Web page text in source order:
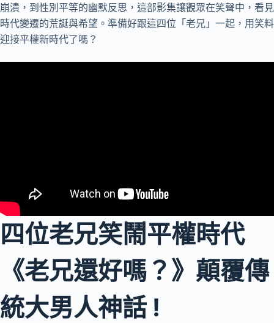
崩潰，到性別平等的幽默反思，這部影集讓觀眾在笑聲中，看見
時代變遷的荒誕與希望。準備好跟這四位「老兄」一起，用笑料
迎接平權新時代了嗎？
四位老兄笑鬧平權時代
《老兄還好嗎？》顛覆傳
統大男人神話 !